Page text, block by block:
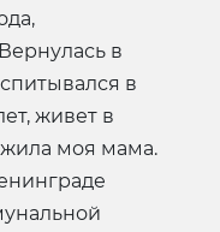
в
в
живет в
моя мама.